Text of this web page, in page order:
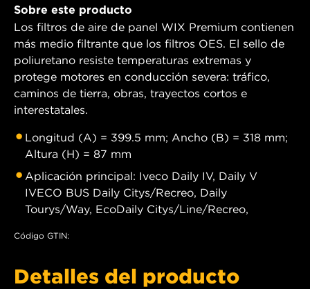
Sobre este producto
Los filtros de aire de panel WIX Premium contienen
más medio filtrante que los filtros OES. El sello de
poliuretano resiste temperaturas extremas y
protege motores en conducción severa: tráfico,
caminos de tierra, obras, trayectos cortos e
interestatales.
Longitud (A) = 399.5 mm; Ancho (B) = 318 mm;
Altura (H) = 87 mm
Aplicación principal: Iveco Daily IV, Daily V
IVECO BUS Daily Citys/Recreo, Daily
Tourys/Way, EcoDaily Citys/Line/Recreo,
Código GTIN:
Detalles del producto